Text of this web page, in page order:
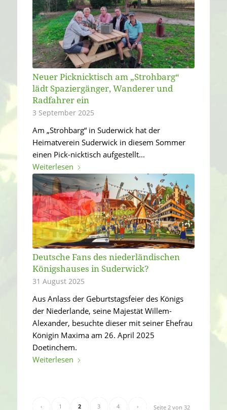
Neuer Picknicktisch am „Strohbarg“
lädt Spaziergänger, Wanderer und
Radfahrer ein
3 September 2025
Am „Strohbarg“ in Suderwick hat der
Heimatverein Suderwick in diesem Sommer
einen Pick-nicktisch aufgestellt...
Weiterlesen
Deutsche Fans des niederländischen
Königshauses in Suderwick?
31 August 2025
Aus Anlass der Geburtstagsfeier des Königs
der Niederlande, seine Majestät Willem-
Alexander, besuchte dieser mit seiner Ehefrau
Königin Maxima am 26. April 2025
Doetinchem.
Weiterlesen
Seite 2 von 32
‹ 1 2 3 4 ›